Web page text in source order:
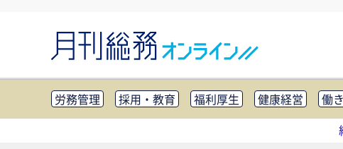
労務管理 採用・教育 福利厚生 健康経営 働
知財管理
リスクマネジメント・BCP 社外・社内
助成金・補